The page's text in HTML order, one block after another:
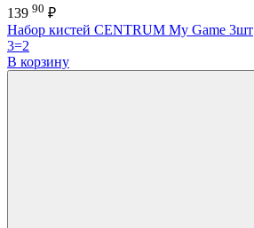
139 90 ₽
Набор кистей CENTRUM My Game 3шт
3=2
В корзину